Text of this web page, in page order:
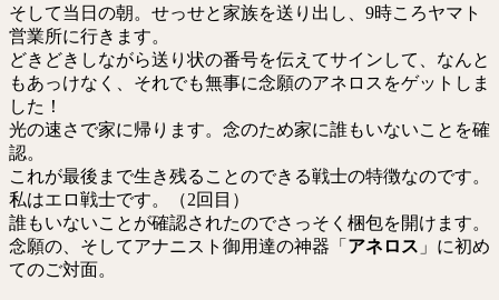
そして当日の朝。せっせと家族を送り出し、9時ころヤマト
営業所に行きます。
どきどきしながら送り状の番号を伝えてサインして、なんと
もあっけなく、それでも無事に念願のアネロスをゲットしま
した！
光の速さで家に帰ります。念のため家に誰もいないことを確
認。
これが最後まで生き残ることのできる戦士の特徴なのです。
私はエロ戦士です。（2回目）
誰もいないことが確認されたのでさっそく梱包を開けます。
念願の、そしてアナニスト御用達の神器「 アネロス 」に初め
てのご対面。